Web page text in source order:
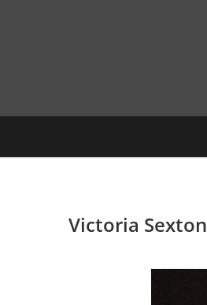
Victoria Sexton